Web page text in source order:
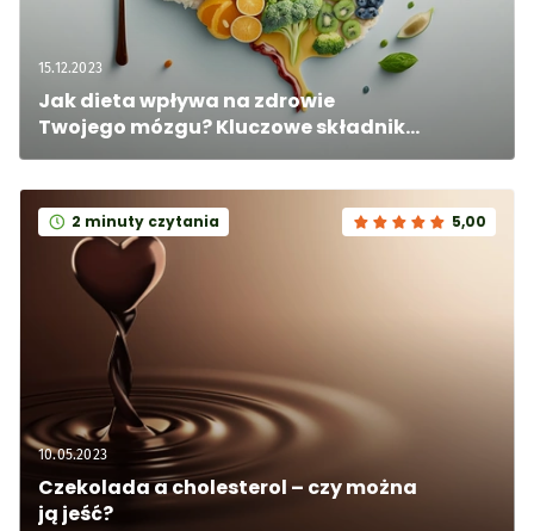
15.12.2023
Jak dieta wpływa na zdrowie
Twojego mózgu? Kluczowe składniki
odżywcze dla myślenia i koncentracji
10.05.2023
Czekolada a cholesterol – czy można
ją jeść?
2 minuty czytania 5,00